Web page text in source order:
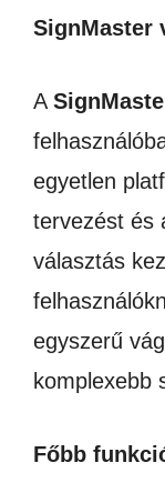
SignMaster
A
egyetlen
tervezést és
választás
egyszerű
komplexebb
Főbb